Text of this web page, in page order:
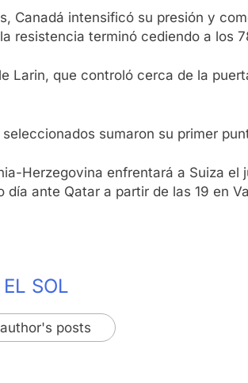
Canadá intensificó su presión y
resistencia terminó cediendo a los
Larin, que controló cerca de la
sumaron su primer
Herzegovina enfrentará a Suiza
día ante Qatar a partir de las 19 en
SOL
posts